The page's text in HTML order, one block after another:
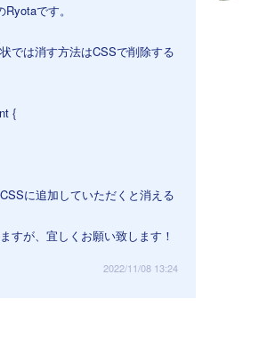
です。
では消す方法はCSSで削除する
{
に追加していただくと消える
すが、宜しくお願い致します！
2022/11/08 13:24